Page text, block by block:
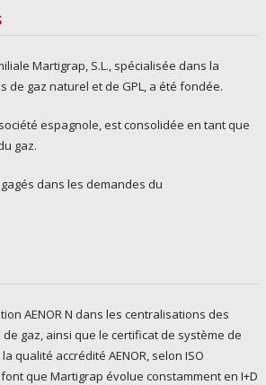
Martigrap, S.L., spécialisée dans la
de gaz naturel et de GPL, a été fondée.
espagnole, est consolidée en tant que
gaz.
dans les demandes du
AENOR N dans les centralisations des
gaz, ainsi que le certificat de système de
qualité accrédité AENOR, selon ISO
font que Martigrap évolue constamment en I+D